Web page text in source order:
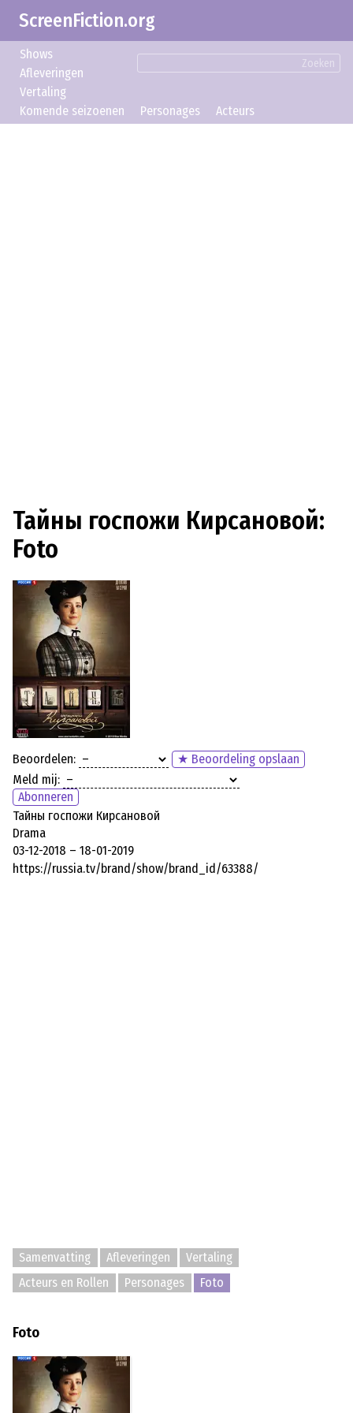
ScreenFiction.org
Zoeken
Shows
Afleveringen
Vertaling
Komende seizoenen
Personages Acteurs
Тайны госпожи Кирсановой:
Foto
Beoordelen:
★ Beoordeling opslaan
Meld mij:
Abonneren
Тайны госпожи Кирсановой
Drama
03-12-2018 – 18-01-2019
https://russia.tv/brand/show/brand_id/63388/
Samenvatting Afleveringen
Vertaling
Acteurs en Rollen
Personages Foto
Foto